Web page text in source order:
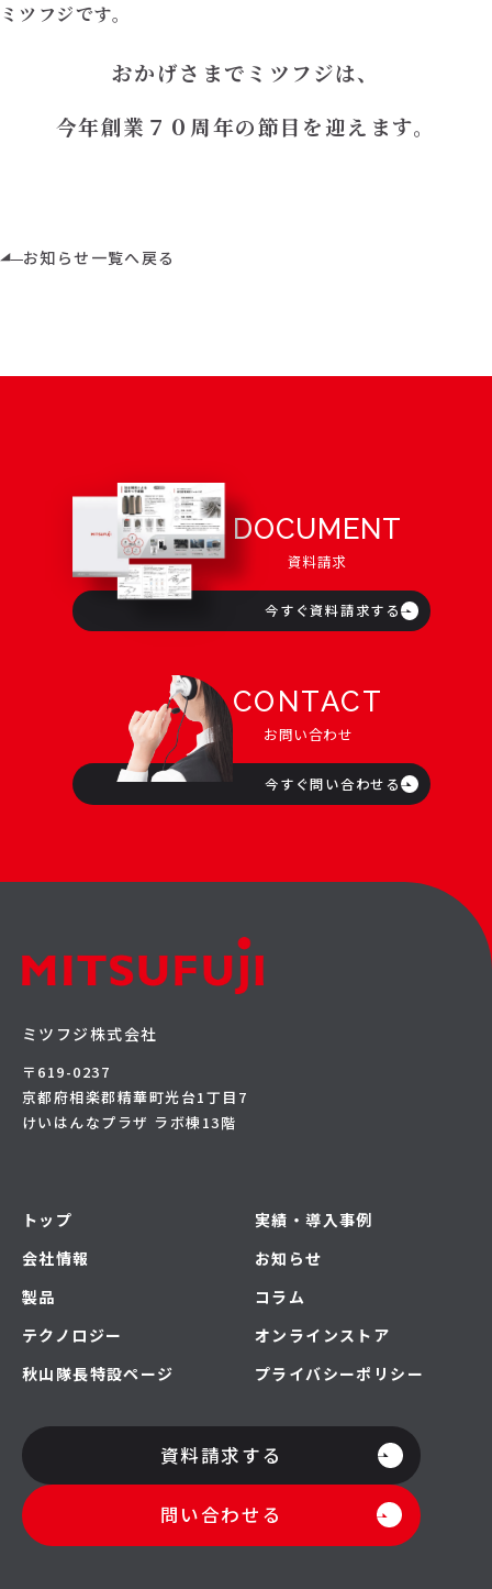
ミツフジです。
おかげさまでミツフジは、
今年創業７０周年の節目を迎えます。
お知らせ一覧へ戻る
DOCUMENT
資料請求
今すぐ資料請求する
CONTACT
お問い合わせ
今すぐ問い合わせる
ミツフジ株式会社
〒619-0237
京都府相楽郡精華町光台1丁目7
けいはんなプラザ ラボ棟13階
トップ
会社情報
製品
テクノロジー
秋山隊長特設ページ
実績・導入事例
お知らせ
コラム
オンラインストア
プライバシーポリシー
資料請求する
問い合わせる